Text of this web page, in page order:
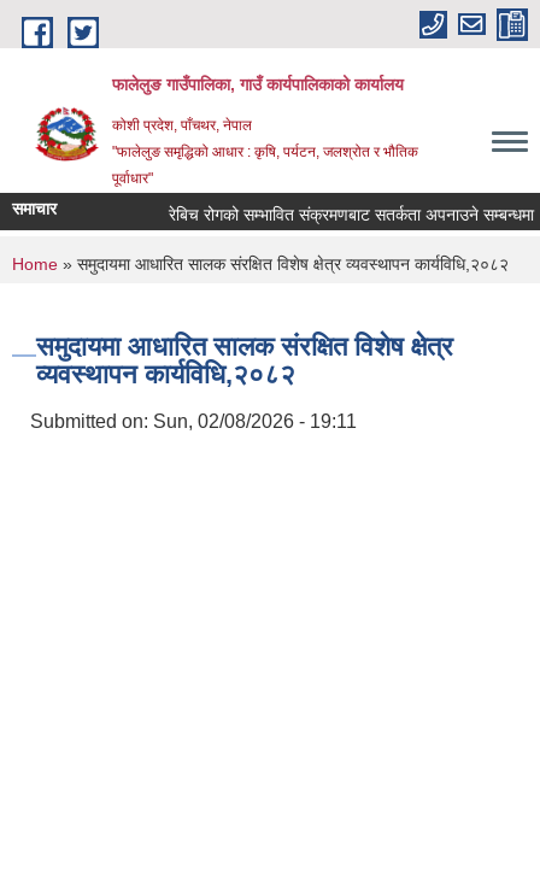
Skip to main content
फालेलुङ गाउँपालिका, गाउँ कार्यपालिकाको कार्यालय
कोशी प्रदेश, पाँचथर, नेपाल
"फालेलुङ समृद्धिको आधार : कृषि, पर्यटन, जलश्रोत र भौतिक
पूर्वाधार"
समाचार रेबिच रोगको सम्भावित संक्रमणबाट सतर्कता अपनाउने सम्बन्धमा ।
You are here
Home » समुदायमा आधारित सालक संरक्षित विशेष क्षेत्र व्यवस्थापन कार्यविधि,२०८२
समुदायमा आधारित सालक संरक्षित विशेष क्षेत्र
व्यवस्थापन कार्यविधि,२०८२
Submitted on: Sun, 02/08/2026 - 19:11